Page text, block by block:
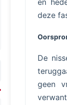
en
deze
De
geen